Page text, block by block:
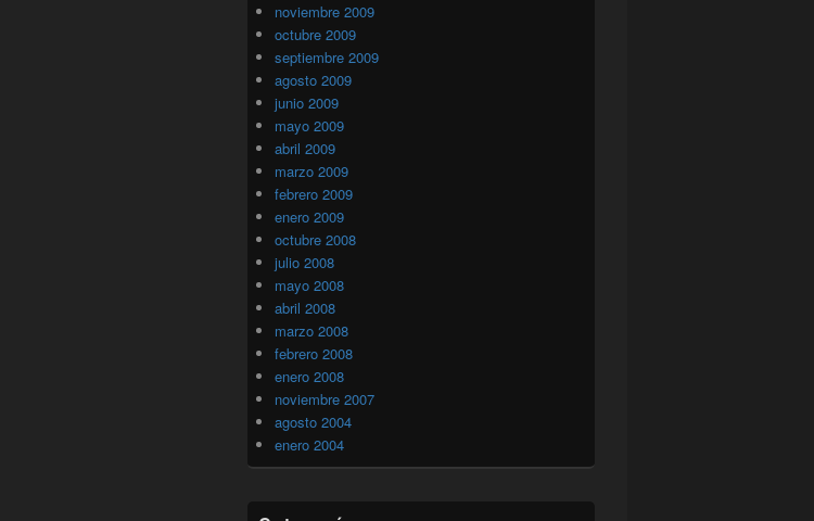
noviembre 2009
octubre 2009
septiembre 2009
agosto 2009
junio 2009
mayo 2009
abril 2009
marzo 2009
febrero 2009
enero 2009
octubre 2008
julio 2008
mayo 2008
abril 2008
marzo 2008
febrero 2008
enero 2008
noviembre 2007
agosto 2004
enero 2004